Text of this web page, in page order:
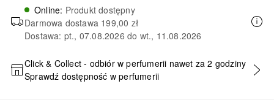
Online: Produkt dostępny
Darmowa dostawa 199,00 zł
Dostawa: pt., 07.08.2026 do wt., 11.08.2026
DODAJ DO KOSZYKA
Click & Collect - odbiór w perfumerii nawet za 2 godziny
Sprawdź dostępność w perfumerii